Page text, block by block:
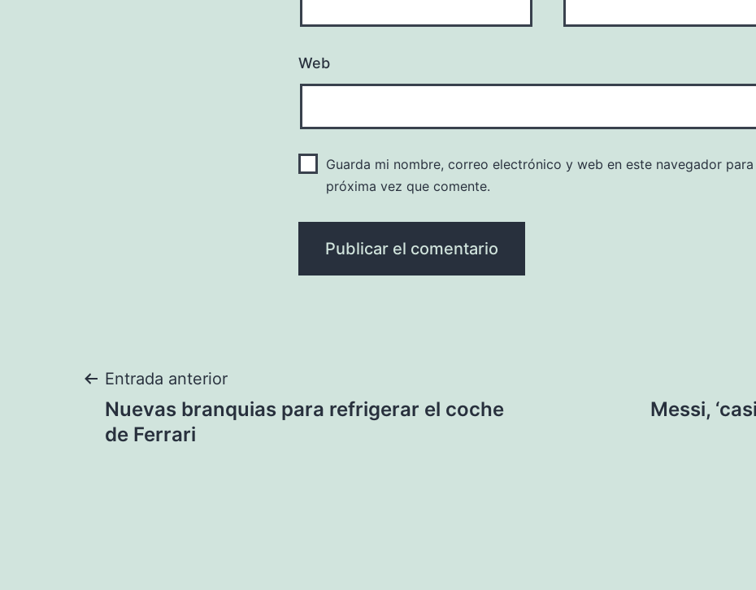
Web
Guarda mi nombre, correo electrónico y web en este navegador para
próxima vez que comente.
Navegación
de
Entrada anterior
Nuevas branquias para refrigerar el coche
de Ferrari
Messi,